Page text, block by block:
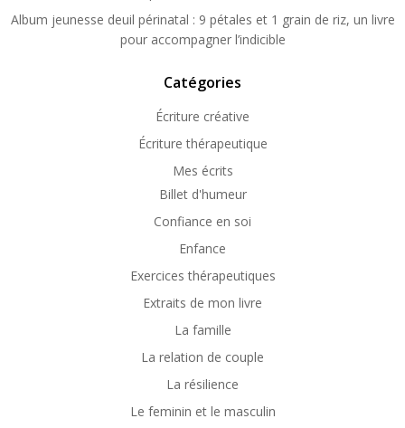
Album jeunesse deuil périnatal : 9 pétales et 1 grain de riz, un livre
pour accompagner l’indicible
Catégories
Écriture créative
Écriture thérapeutique
Mes écrits
Billet d'humeur
Confiance en soi
Enfance
Exercices thérapeutiques
Extraits de mon livre
La famille
La relation de couple
La résilience
Le feminin et le masculin